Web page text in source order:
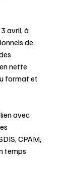
avril, à
de
nette
format et
avec
CPAM,
temps